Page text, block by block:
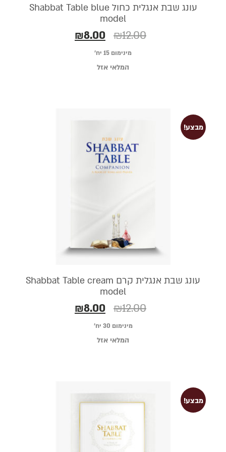
עונג שבת אנגלית כחול Shabbat Table blue
model
₪12.00
₪8.00
מינימום 15 יח׳
המלאי אזל
מבצע!
עונג שבת אנגלית קרם Shabbat Table cream
model
₪12.00
₪8.00
מינימום 30 יח׳
המלאי אזל
מבצע!